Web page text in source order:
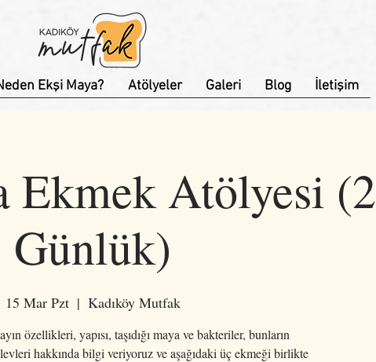
Ekşi Maya? Atölyeler Galeri Blog İletişim
Ekmek Atölyesi (2
Günlük)
15 Mar Pzt
  |
Kadıköy Mutfak
özellikleri, yapısı, taşıdığı maya ve bakteriler, bunların
hakkında bilgi veriyoruz ve aşağıdaki üç ekmeği birlikte